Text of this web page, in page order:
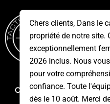
contenu
Rechercher
Chers clients, Dans le
propriété de notre site.
exceptionnellement
2026 inclus. Nous
pour votre
confiance. Toute
dès le 10 août. Merci